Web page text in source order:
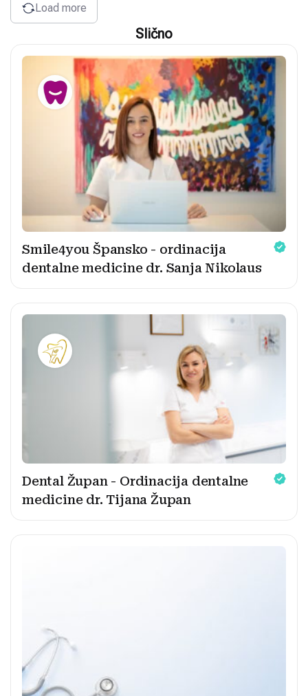
Load more
Slično
Smile4you Špansko - ordinacija
dentalne medicine dr. Sanja Nikolaus
Dental Župan - Ordinacija dentalne
medicine dr. Tijana Župan